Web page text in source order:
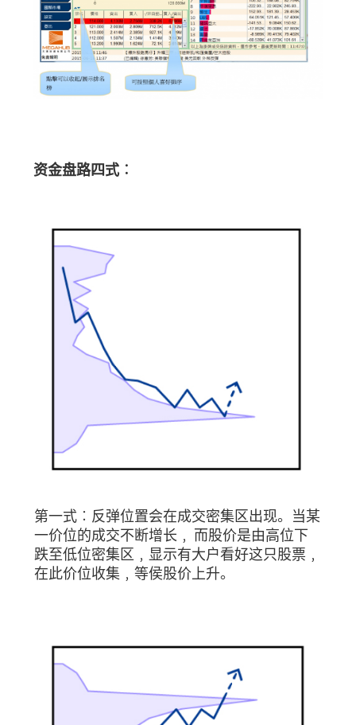
资金盘路四式︰
第一式︰反弹位置会在成交密集区出现。当某
一价位的成交不断增长﹐ 而股价是由高位下
跌至低位密集区﹐显示有大户看好这只股票﹐
在此价位收集﹐等侯股价上升。